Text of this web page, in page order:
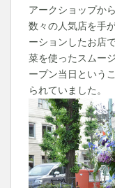
アークショップか
数々の人気店を手
ーションしたお店
菜を使ったスムー
ープン当日という
られていました。